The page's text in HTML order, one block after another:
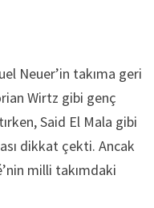
Neuer’in takıma geri
Wirtz gibi genç
Said El Mala gibi
dikkat çekti. Ancak
milli takımdaki